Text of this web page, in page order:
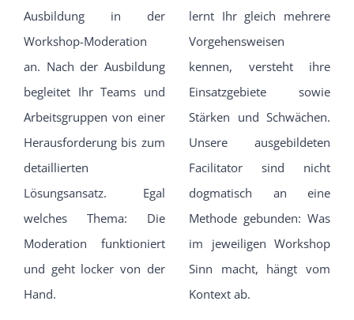
Ausbildung in der
Workshop-Moderation
an. Nach der Ausbildung
begleitet Ihr Teams und
Arbeitsgruppen von einer
Herausforderung bis zum
detaillierten
Lösungsansatz. Egal
welches Thema: Die
Moderation funktioniert
und geht locker von der
Hand.
lernt Ihr gleich mehrere
Vorgehensweisen
kennen, versteht ihre
Einsatzgebiete sowie
Stärken und Schwächen.
Unsere ausgebildeten
Facilitator sind nicht
dogmatisch an eine
Methode gebunden: Was
im jeweiligen Workshop
Sinn macht, hängt vom
Kontext ab.